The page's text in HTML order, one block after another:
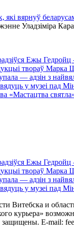
які вярнуў
Уладзіміра
Ежы
твораў Марка
— адзін з
у музеі пад
«Мастацтва
Ежы
твораў Марка
— адзін з
у музеі пад
Витебска и
курьера»
E-mail: